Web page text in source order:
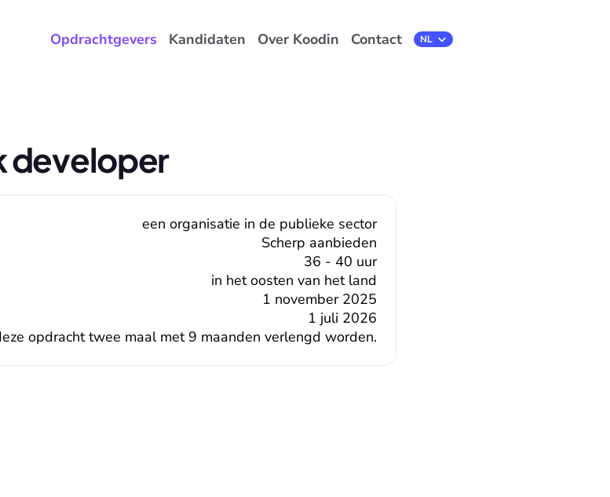
Opdrachtgevers Kandidaten Over Koodin Contact Select Language
NL
developer
1 november 2025
1 juli 2026
opdracht twee maal met 9 maanden verlengd worden.
een organisatie in de publieke sector
Scherp aanbieden
36 - 40 uur
in het oosten van het land